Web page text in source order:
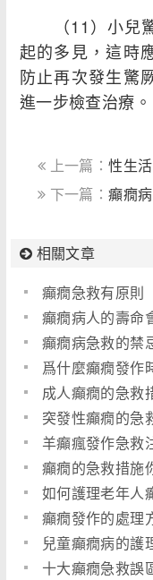
（11）小兒驚
起的多見，這時
防止再次發生驚
進一步檢查治療。
上一篇：性生
下一篇：癲癇
相關文章
癲癇急救有原則
癲癇病人的壽命
癲癇病急救的禁
爲什麼癲癇發作
成人癲癇的急救
突發性癲癇的急
羊癲瘋發作急救
癲癇的急救措施
如何護理老年人
癲癇發作的處理
兒童癲癇病的護
十大癲癇急救誤